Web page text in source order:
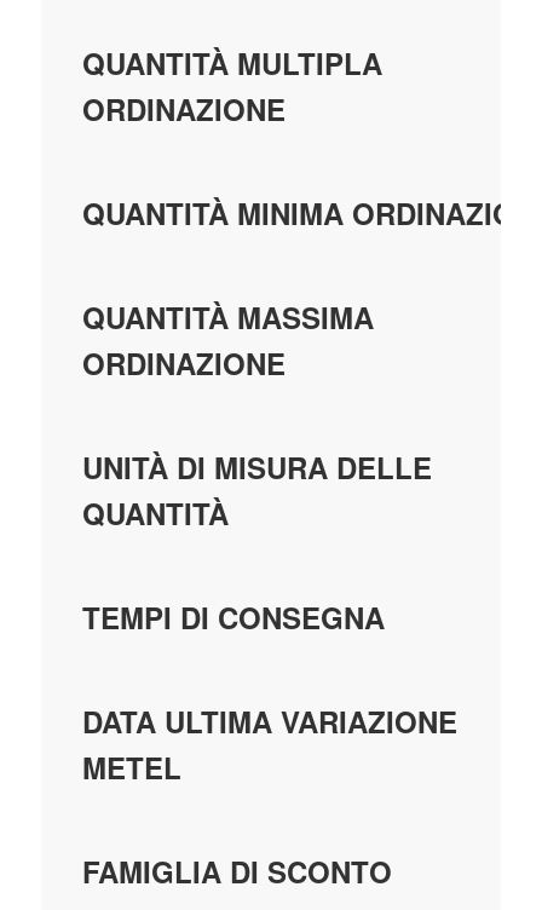
QUANTITÀ MULTIPLA
ORDINAZIONE
QUANTITÀ MINIMA
QUANTITÀ MASSIMA
ORDINAZIONE
UNITÀ DI MISURA DELLE
QUANTITÀ
TEMPI DI CONSEGNA
DATA ULTIMA VARIAZIONE
METEL
FAMIGLIA DI SCONTO